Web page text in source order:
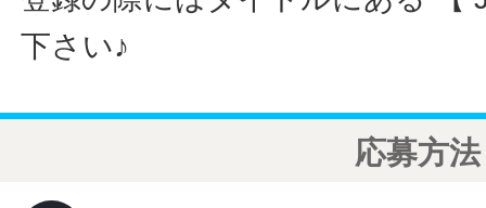
下さい♪
応募方法